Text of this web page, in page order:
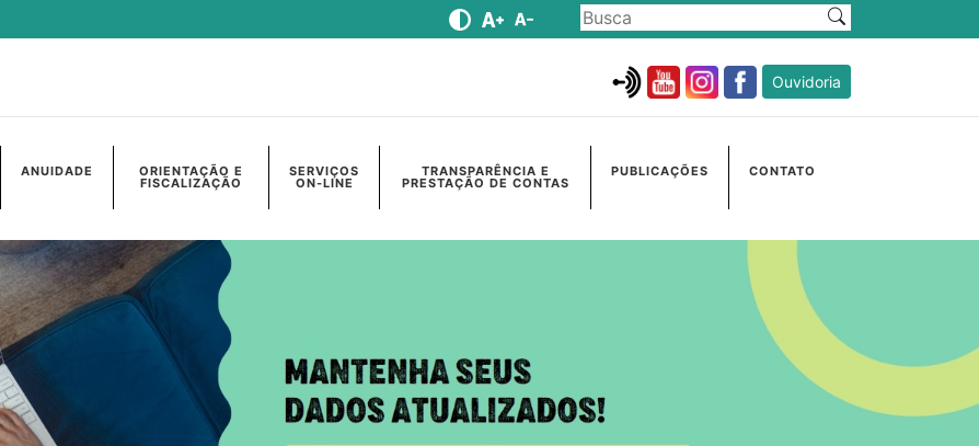
Ouvidoria
ANUIDADE ORIENTAÇÃO E
FISCALIZAÇÃO
SERVIÇOS
ON-LINE
TRANSPARÊNCIA E
PRESTAÇÃO DE CONTAS
PUBLICAÇÕES CONTATO